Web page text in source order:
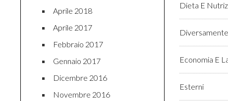
Aprile 2018
Aprile 2017
Febbraio 2017
Gennaio 2017
Dicembre 2016
Novembre 2016
Dieta E
Economia E
Esterni